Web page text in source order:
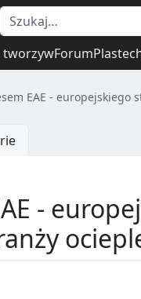
tworzywForum
EAE -
-